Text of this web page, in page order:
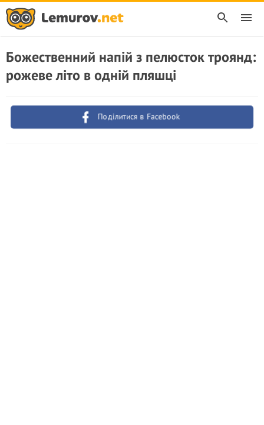
Божественний напій з пелюсток троянд:
рожеве літо в одній пляшці
Поділитися в Facebook